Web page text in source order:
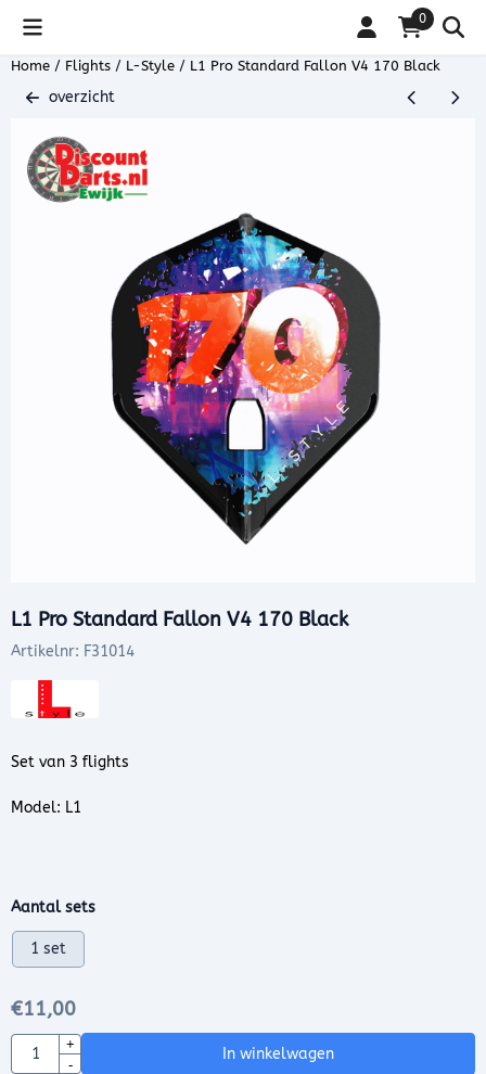
Cookievoorkeuren zijn beschikbaar. Kies instellingen of sta alle
0
Home / Flights / L-Style / L1 Pro Standard Fallon V4 170 Black
overzicht
L1 Pro Standard Fallon V4 170 Black
Artikelnr: F31014
Set van 3 flights
Model: L1
Maak een keuze voor
Aantal sets
1 set
€11,00
Aantal
+
-
In winkelwagen